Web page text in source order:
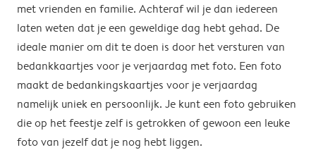
met vrienden en familie. Achteraf wil je dan iedereen
laten weten dat je een geweldige dag hebt gehad. De
ideale manier om dit te doen is door het versturen van
bedankkaartjes voor je verjaardag met foto. Een foto
maakt de bedankingskaartjes voor je verjaardag
namelijk uniek en persoonlijk. Je kunt een foto gebruiken
die op het feestje zelf is getrokken of gewoon een leuke
foto van jezelf dat je nog hebt liggen.